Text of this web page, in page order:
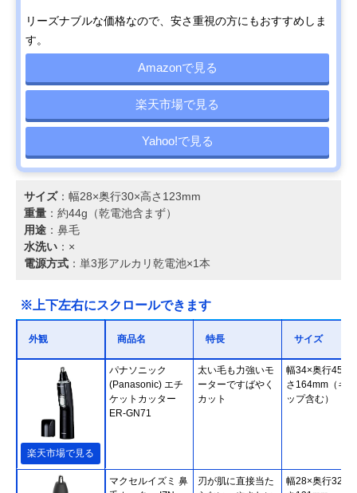
リーズナブルな価格なので、安さ重視の方にもおすすめしま
す。
Amazonで見る
楽天市場で見る
Yahoo!で見る
サイズ：幅28×奥行30×高さ123mm
重量 ：約44g（乾電池含まず）
用途 ：鼻毛
水洗い ：×
電源方式 ：単3形アルカリ乾電池×1本
※上下左右にスクロールできます
外観 商品名 特長 サイズ
楽天市場で見る
パナソニック
(Panasonic) エチ
ケットカッター
ER-GN71
太い毛も力強いモ
ーターですばやく
カット
幅34×奥行45×高
さ164mm（キャ
ップ含む）
マクセルイズミ 鼻
刃が肌に直接当た
幅28×奥行32×高